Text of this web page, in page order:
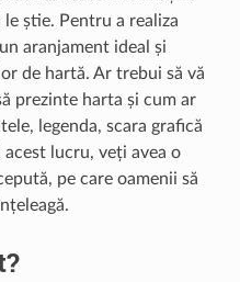
știe. Pentru a realiza
aranjament ideal și
de hartă. Ar trebui să vă
prezinte harta și cum ar
legenda, scara grafică
lucru, veți avea o
pe care oamenii să